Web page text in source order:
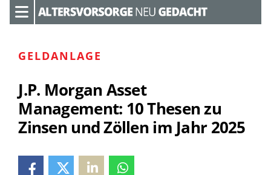
GELDANLAGE
J.P. Morgan Asset
Management: 10 Thesen zu
Zinsen und Zöllen im Jahr 2025